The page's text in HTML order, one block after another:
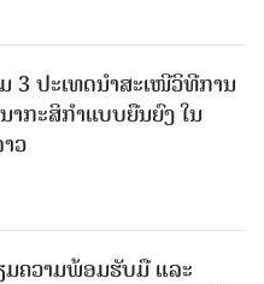
3 ປະເທດນຳສະເໜີວິທີການ
ກະສິກຳແບບຍືນຍົງ ໃນ
ວ
ຄວາມພ້ອມຮັບມື ແລະ